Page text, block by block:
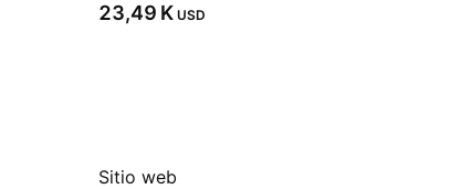
‪23,49 K‬ USD
Sitio web